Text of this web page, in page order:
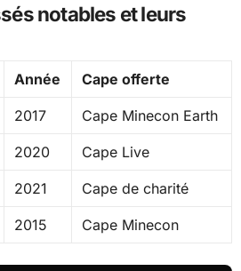
notables et leurs
Année Cape offerte
2017 Cape Minecon Earth
2020 Cape Live
2021 Cape de charité
2015 Cape Minecon